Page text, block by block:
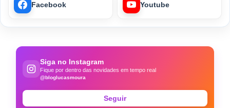
Facebook Youtube
Siga no Instagram
Fique por dentro das novidades em tempo real
@bloglucasmoura
Seguir